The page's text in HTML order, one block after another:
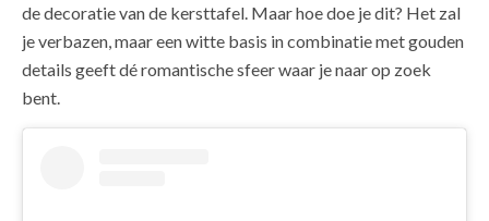
de decoratie van de kersttafel. Maar hoe doe je dit? Het zal
je verbazen, maar een witte basis in combinatie met gouden
details geeft dé romantische sfeer waar je naar op zoek
bent.